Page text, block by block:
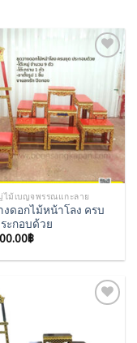
ไม้เบญจพรรณแกะลาย
งดอกไม้หน้าโลง ครบ
ะกอบด้วย
฿